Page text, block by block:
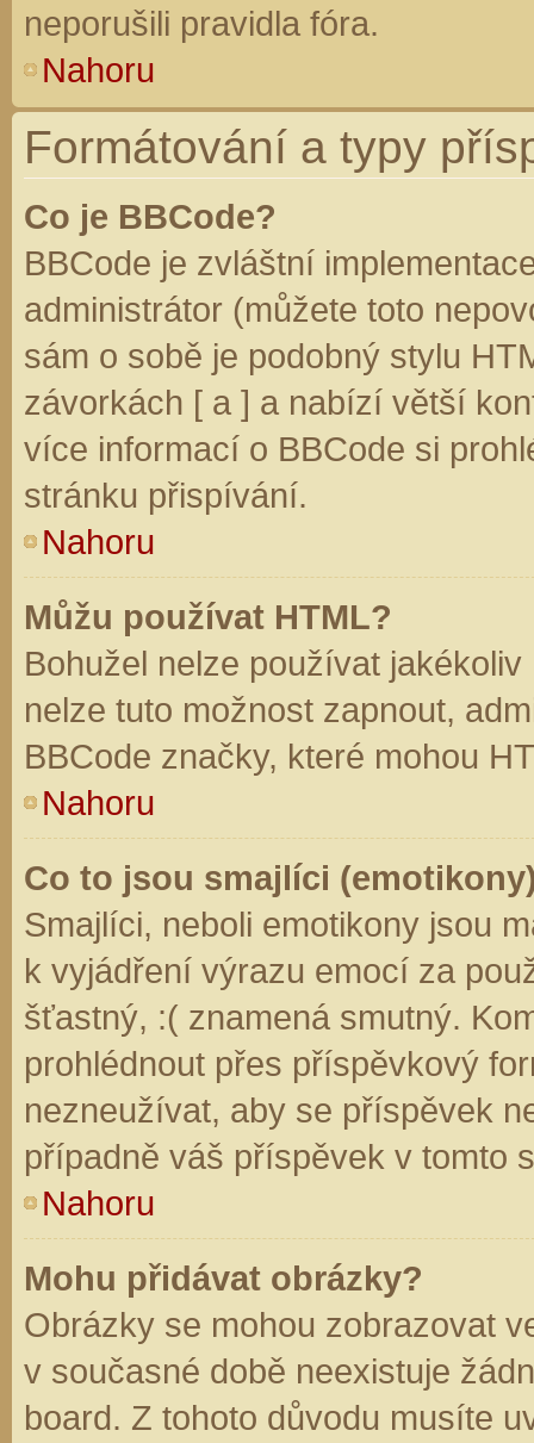
neporušili pravidla fóra.
Nahoru
Formátování a typy
Co je BBCode?
BBCode je zvláštní
administrátor (můžete toto
sám o sobě je podobný stylu
závorkách [ a ] a nabízí větší
více informací o BBCode si
stránku přispívání.
Nahoru
Můžu používat HTML?
Bohužel nelze používat
nelze tuto možnost zapnout,
BBCode značky, které mohou
Nahoru
Co to jsou smajlíci
Smajlíci, neboli emotikony jsou
k vyjádření výrazu emocí za
šťastný, :( znamená smutný.
prohlédnout přes příspěvkový
nezneužívat, aby se příspěvek
případně váš příspěvek v tomto
Nahoru
Mohu přidávat obrázky?
Obrázky se mohou zobrazovat
v současné době neexistuje
board. Z tohoto důvodu musíte